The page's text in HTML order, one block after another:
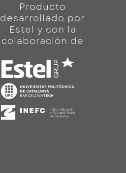
Producto
desarrollado por
Estel y con la
colaboración de